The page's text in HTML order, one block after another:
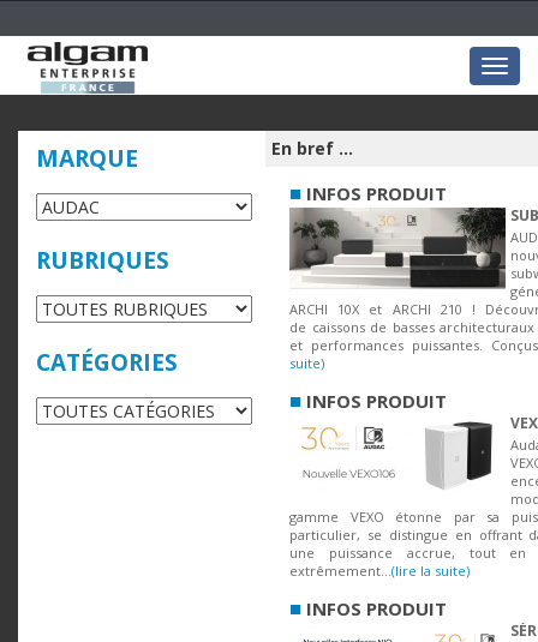
MARQUE
RUBRIQUES
CATÉGORIES
En bref ...
■ INFOS PRODUIT
ARCHI 10X et ARCHI 210 !
de caissons de basses
et performances puissantes.
suite)
■ INFOS PRODUIT
gamme VEXO étonne par sa
particulier, se distingue en offrant
une puissance accrue, tout en
extrêmement...(lire la suite)
■ INFOS PRODUIT